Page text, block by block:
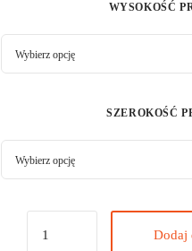
WYSOKOŚĆ
SZEROKOŚĆ
Dodaj